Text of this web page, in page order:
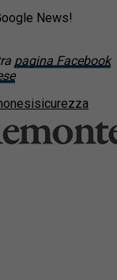
News!
pagina Facebook
sicurezza